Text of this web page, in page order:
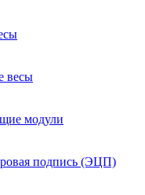
весы
модули
подпись (ЭЦП)